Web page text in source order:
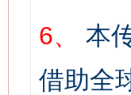
6、
本
借助全